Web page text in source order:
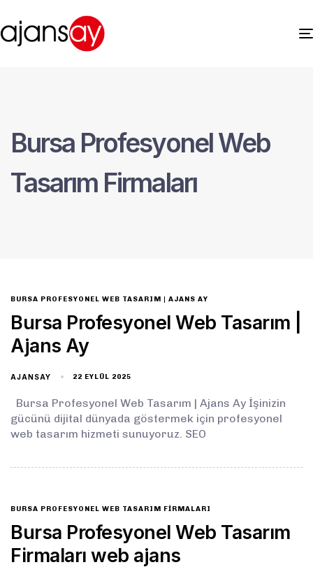
Bursa Profesyonel Web
Tasarım Firmaları
BURSA PROFESYONEL WEB TASARIM | AJANS AY
Bursa Profesyonel Web Tasarım |
Ajans Ay
AJANSAY 22 EYLÜL 2025
Bursa Profesyonel Web Tasarım | Ajans Ay İşinizin
gücünü dijital dünyada göstermek için profesyonel
web tasarım hizmeti sunuyoruz. SEO
BURSA PROFESYONEL WEB TASARIM FIRMALARI
Bursa Profesyonel Web Tasarım
Firmaları web ajans